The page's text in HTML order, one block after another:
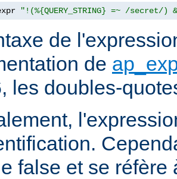
"!(%{QUERY_STRING} =~ /
de
de
les doubles-
false et se